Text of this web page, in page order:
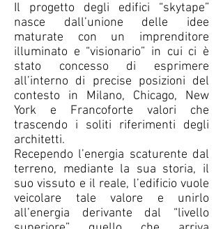
Il progetto degli edifici “skytape”
nasce dall’unione delle idee
maturate con un imprenditore
illuminato e “visionario” in cui ci è
stato concesso di esprimere
all’interno di precise posizioni del
contesto in Milano, Chicago, New
York e Francoforte valori che
trascendo i soliti riferimenti degli
architetti.
Recependo l’energia scaturente dal
terreno, mediante la sua storia, il
suo vissuto e il reale, l’edificio vuole
veicolare tale valore e unirlo
all’energia derivante dal “livello